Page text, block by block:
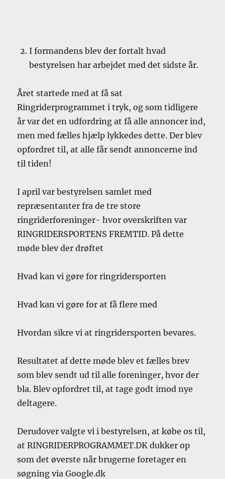
I formandens blev der fortalt hvad
bestyrelsen har arbejdet med det sidste år.
Året startede med at få sat
Ringriderprogrammet i tryk, og som tidligere
år var det en udfordring at få alle annoncer ind,
men med fælles hjælp lykkedes dette. Der blev
opfordret til, at alle får sendt annoncerne ind
til tiden!
I april var bestyrelsen samlet med
repræsentanter fra de tre store
ringriderforeninger- hvor overskriften var
RINGRIDERSPORTENS FREMTID. På dette
møde blev der drøftet
Hvad kan vi gøre for ringridersporten
Hvad kan vi gøre for at få flere med
Hvordan sikre vi at ringridersporten bevares.
Resultatet af dette møde blev et fælles brev
som blev sendt ud til alle foreninger, hvor der
bla. Blev opfordret til, at tage godt imod nye
deltagere.
Derudover valgte vi i bestyrelsen, at købe os til,
at RINGRIDERPROGRAMMET.DK dukker op
som det øverste når brugerne foretager en
søgning via Google.dk